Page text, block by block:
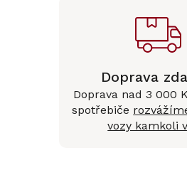
Doprava
Doprava nad 3 000
spotřebiče
vozy kamkoli